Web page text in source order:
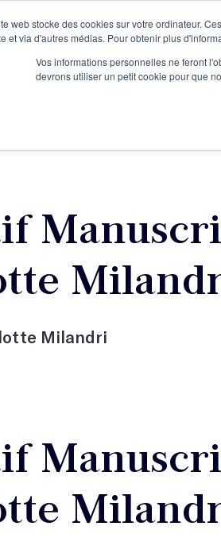
web stocke des cookies sur votre ordinateur.
et via d'autres médias. Pour obtenir plus
Vos informations personnelles ne feront
devrons utiliser un petit cookie pour que
d’information Le
Milandri